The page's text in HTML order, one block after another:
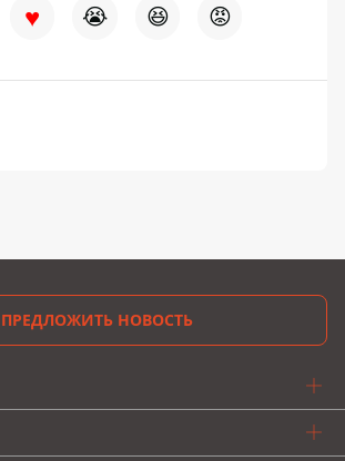
♥ 😭 😆 😡
ПРЕДЛОЖИТЬ НОВОСТЬ